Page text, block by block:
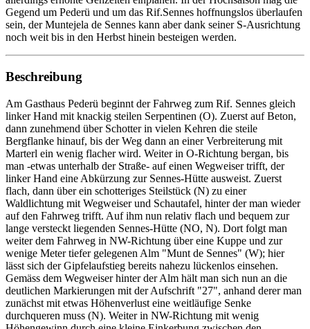
Gegend um Pederü und um das Rif.Sennes hoffnungslos überlaufen
sein, der Muntejela de Sennes kann aber dank seiner S-Ausrichtung
noch weit bis in den Herbst hinein besteigen werden.
Beschreibung
Am Gasthaus Pederü beginnt der Fahrweg zum Rif. Sennes gleich
linker Hand mit knackig steilen Serpentinen (O). Zuerst auf Beton,
dann zunehmend über Schotter in vielen Kehren die steile
Bergflanke hinauf, bis der Weg dann an einer Verbreiterung mit
Marterl ein wenig flacher wird. Weiter in O-Richtung bergan, bis
man -etwas unterhalb der Straße- auf einen Wegweiser trifft, der
linker Hand eine Abkürzung zur Sennes-Hütte ausweist. Zuerst
flach, dann über ein schotteriges Steilstück (N) zu einer
Waldlichtung mit Wegweiser und Schautafel, hinter der man wieder
auf den Fahrweg trifft. Auf ihm nun relativ flach und bequem zur
lange versteckt liegenden Sennes-Hütte (NO, N). Dort folgt man
weiter dem Fahrweg in NW-Richtung über eine Kuppe und zur
wenige Meter tiefer gelegenen Alm "Munt de Sennes" (W); hier
lässt sich der Gipfelaufstieg bereits nahezu lückenlos einsehen.
Gemäss dem Wegweiser hinter der Alm hält man sich nun an die
deutlichen Markierungen mit der Aufschrift "27", anhand derer man
zunächst mit etwas Höhenverlust eine weitläufige Senke
durchqueren muss (N). Weiter in NW-Richtung mit wenig